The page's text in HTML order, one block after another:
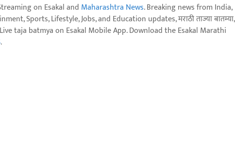
on Esakal and Maharashtra News. Breaking news from India,
Sports, Lifestyle, Jobs, and Education updates, मराठी ताज्या बातम्या,
Live taja batmya on Esakal Mobile App. Download the Esakal Marathi
.